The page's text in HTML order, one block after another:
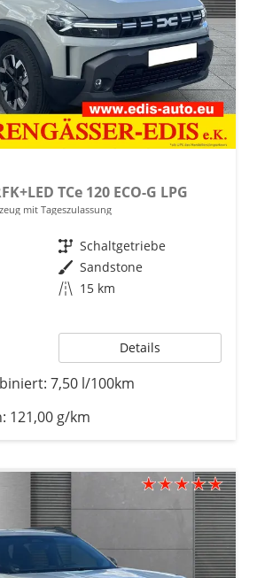
TCe 120 ECO-G LPG
mit Tageszulassung
Getriebe Schaltgetriebe
Außenfarbe Sandstone
Kilometerstand 15 km
Details
7,50 l/100km
121,00 g/km